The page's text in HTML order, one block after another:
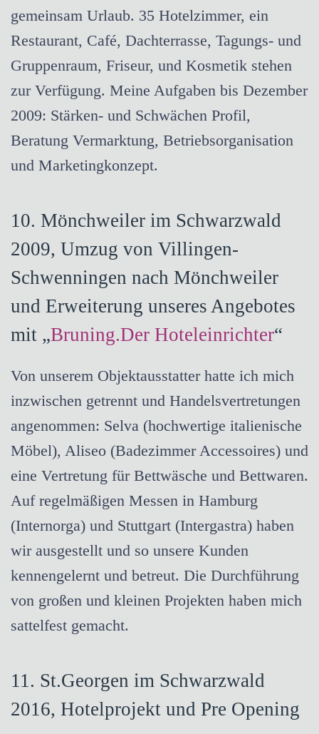
gemeinsam Urlaub. 35 Hotelzimmer, ein
Restaurant, Café, Dachterrasse, Tagungs- und
Gruppenraum, Friseur, und Kosmetik stehen
zur Verfügung. Meine Aufgaben bis Dezember
2009: Stärken- und Schwächen Profil,
Beratung Vermarktung, Betriebsorganisation
und Marketingkonzept.
10. Mönchweiler im Schwarzwald
2009, Umzug von Villingen-
Schwenningen nach Mönchweiler
und Erweiterung unseres Angebotes
mit „Bruning.Der Hoteleinrichter“
Von unserem Objektausstatter hatte ich mich
inzwischen getrennt und Handelsvertretungen
angenommen: Selva (hochwertige italienische
Möbel), Aliseo (Badezimmer Accessoires) und
eine Vertretung für Bettwäsche und Bettwaren.
Auf regelmäßigen Messen in Hamburg
(Internorga) und Stuttgart (Intergastra) haben
wir ausgestellt und so unsere Kunden
kennengelernt und betreut. Die Durchführung
von großen und kleinen Projekten haben mich
sattelfest gemacht.
11. St.Georgen im Schwarzwald
2016, Hotelprojekt und Pre Opening